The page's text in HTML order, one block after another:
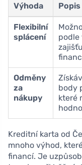
Výhoda Popis
Flexibilní
splácení
podle
Odměny
za
nákupy
body
které
Kreditní karta od
mnoho výhod,
financí. Je